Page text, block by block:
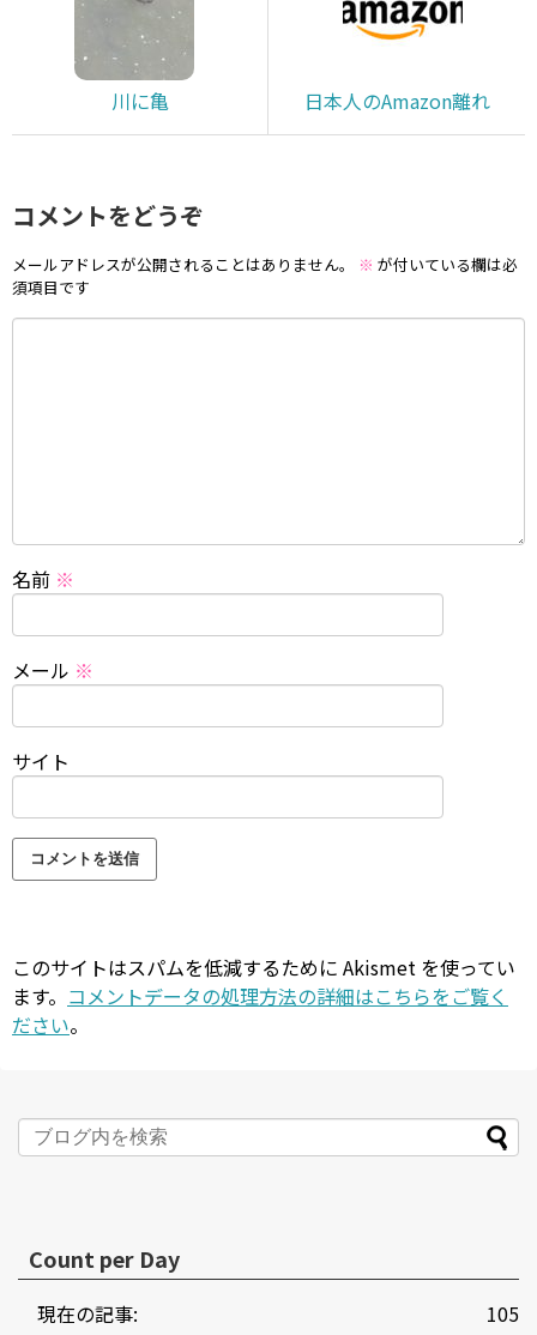
川に亀 日本人のAmazon離れ
コメントをどうぞ
メールアドレスが公開されることはありません。 ※ が付いている欄は必
須項目です
名前 ※
メール ※
サイト
このサイトはスパムを低減するために Akismet を使ってい
ます。 コメントデータの処理方法の詳細はこちらをご覧く
ださい。
Count per Day
105
現在の記事: